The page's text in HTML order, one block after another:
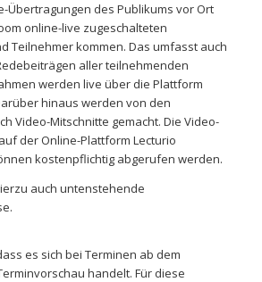
Übertragungen des Publikums vor Ort
online-live zugeschalteten
Teilnehmer kommen. Das umfasst auch
aller teilnehmenden
werden live über die Plattform
hinaus werden von den
Video-Mitschnitte gemacht. Die Video-
der Online-Plattform Lecturio
kostenpflichtig abgerufen werden.
auch untenstehende
es sich bei Terminen ab dem
handelt. Für diese